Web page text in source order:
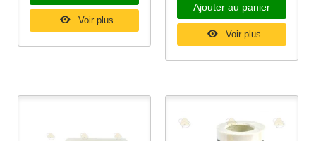
Voir plus
Ajouter au panier
Voir plus